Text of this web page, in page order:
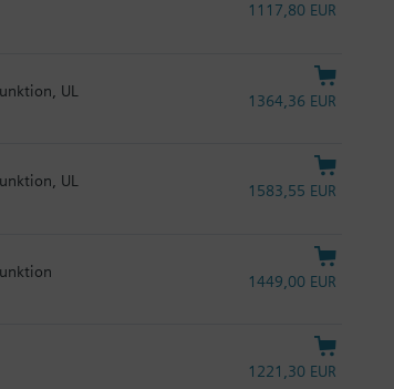
1117,80 EUR
UL
1364,36 EUR
UL
1583,55 EUR
1449,00 EUR
1221,30 EUR